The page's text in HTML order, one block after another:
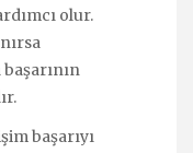
olur.
başarıyı